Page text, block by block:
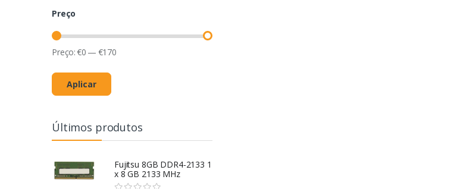
Preço
Preço:€0 — €170
Aplicar
Últimos produtos
Fujitsu 8GB DDR4-2133 1
x 8 GB 2133 MHz